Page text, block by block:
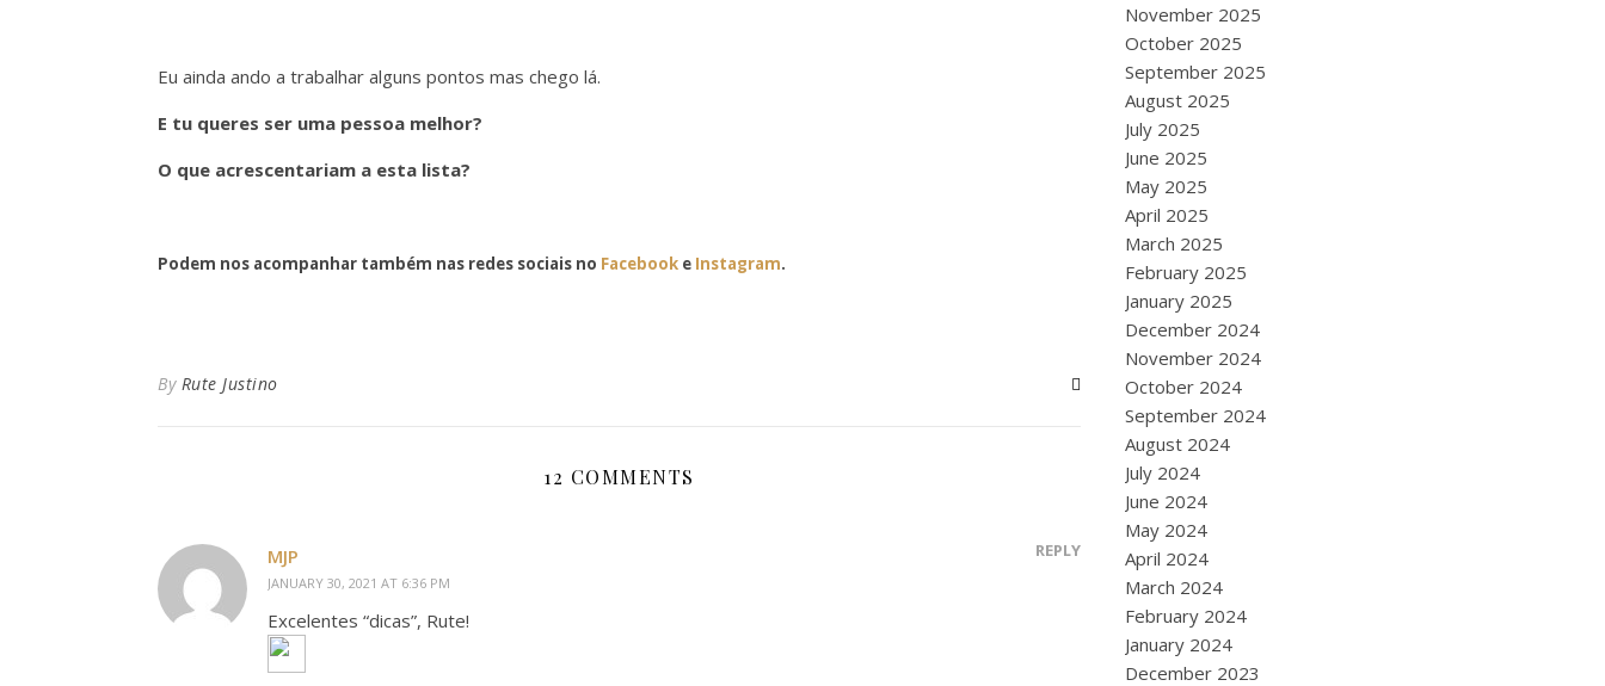
Eu ainda ando a trabalhar alguns pontos mas chego lá.
E tu queres ser uma pessoa melhor?
O que acrescentariam a esta lista?
Podem nos acompanhar também nas redes sociais no Facebook e Instagram.
By Rute Justino
12 COMMENTS
MJP
JANUARY 30, 2021 AT 6:36 PM
REPLY
Excelentes “dicas”, Rute!
November 2025
October 2025
September 2025
August 2025
July 2025
June 2025
May 2025
April 2025
March 2025
February 2025
January 2025
December 2024
November 2024
October 2024
September 2024
August 2024
July 2024
June 2024
May 2024
April 2024
March 2024
February 2024
January 2024
December 2023